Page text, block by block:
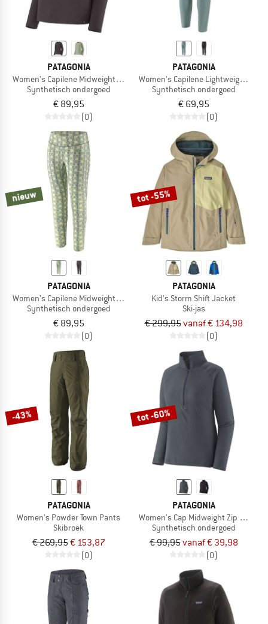
PATAGONIA
Women's Capilene Midweight Crew
Synthetisch ondergoed
€ 89,95
(0)
PATAGONIA
Women's Capilene Lightweight
Synthetisch ondergoed
€ 69,95
(0)
nieuw
PATAGONIA
Women's Capilene Midweight Bottoms
Synthetisch ondergoed
€ 89,95
(0)
tot -55%
PATAGONIA
Kid's Storm Shift Jacket
Ski-jas
€ 299,95vanaf € 134,98
(0)
-43%
PATAGONIA
Women's Powder Town Pants
Skibroek
€ 269,95€ 153,87
(0)
tot -60%
PATAGONIA
Women's Cap Midweight Zip Neck
Synthetisch ondergoed
€ 99,95vanaf € 39,98
(0)